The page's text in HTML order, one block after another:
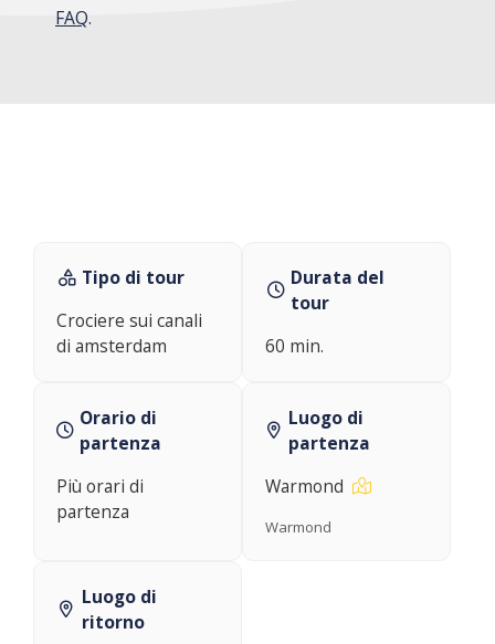
FAQ.
Tipo di tour
Crociere sui canali
di amsterdam
Durata del
tour
60 min.
Orario di
partenza
Più orari di
partenza
Luogo di
partenza
Warmond
Warmond
Luogo di
ritorno